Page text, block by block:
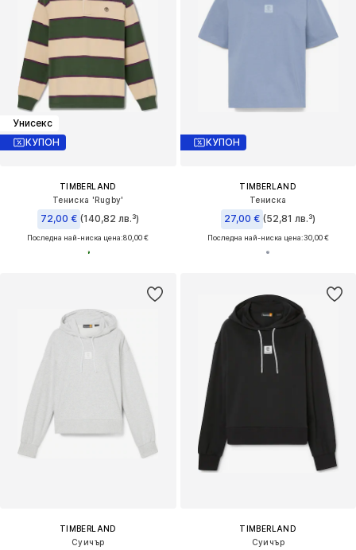
Унисекс
КУПОН
TIMBERLAND
Тениска 'Rugby'
72,00 € (140,82 лв.³)
Последна най-ниска цена:80,00 €
КУПОН
TIMBERLAND
Тениска
27,00 € (52,81 лв.³)
Последна най-ниска цена:30,00 €
TIMBERLAND
Суичър
TIMBERLAND
Суичър